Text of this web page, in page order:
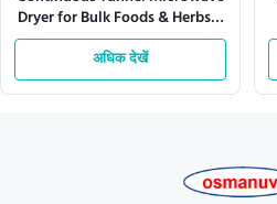
Dryer for Bulk Foods & Herbs –
Customizable Power (12-
200kW) & Conveyor Speed
अधिक देखें